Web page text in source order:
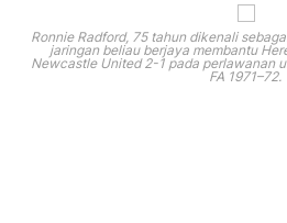
Ronnie Radford, 75 tahun dikenali
jaringan beliau berjaya membantu
Newcastle United 2-1 pada perlawanan
FA 1971–72.